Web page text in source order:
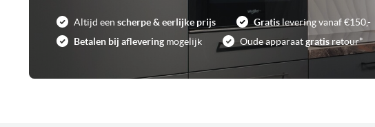
Altijd een scherpe & eerlijke prijs Gratislevering vanaf €150,-
Betalen bij aflevering mogelijk Oude apparaatgratis retour*